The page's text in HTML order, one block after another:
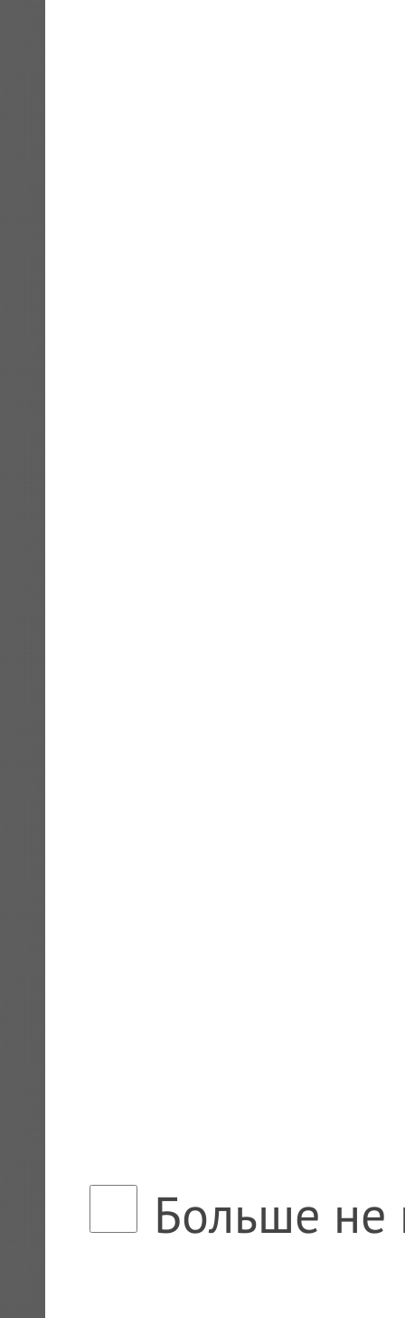
Больше не